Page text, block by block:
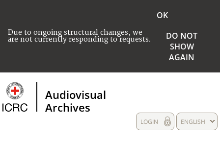
Due to ongoing structural changes, we
are not currently responding to requests.
OK
DO NOT
SHOW
AGAIN
Audiovisual
Archives
ENGLISH
LOGIN